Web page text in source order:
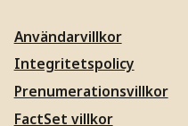
Användarvillkor
Integritetspolicy
Prenumerationsvillkor
FactSet villkor